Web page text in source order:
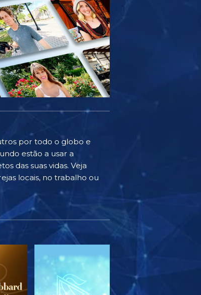
por todo o globo e
estão a usar a
das suas vidas. Veja
locais, no trabalho ou